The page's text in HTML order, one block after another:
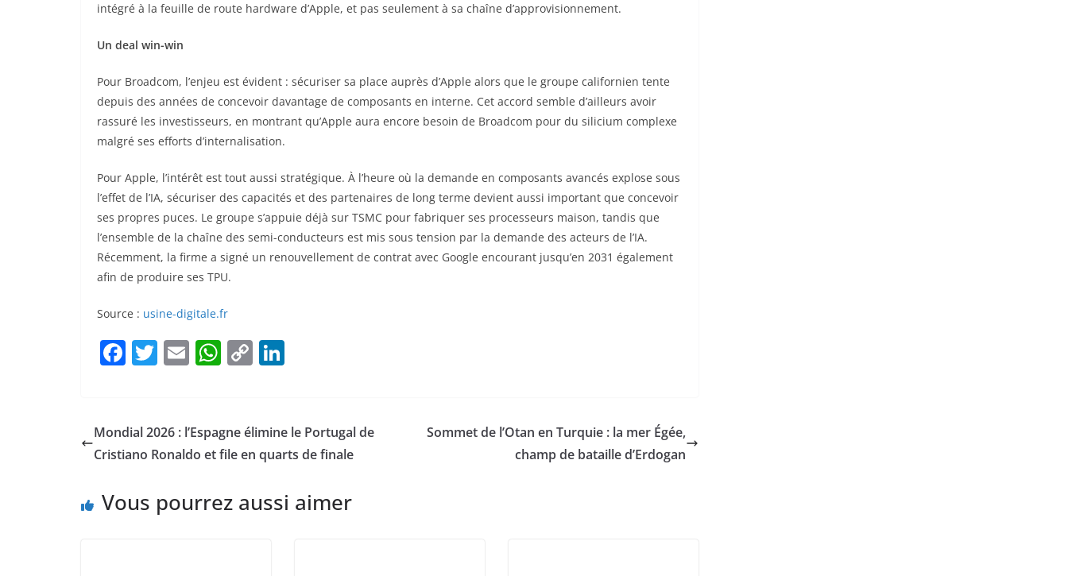
intégré à la feuille de route hardware d’Apple, et pas seulement à sa chaîne d’approvisionnement.
Un deal win-win
Pour Broadcom, l’enjeu est évident : sécuriser sa place auprès d’Apple alors que le groupe californien tente
depuis des années de concevoir davantage de composants en interne. Cet accord semble d’ailleurs avoir
rassuré les investisseurs, en montrant qu’Apple aura encore besoin de Broadcom pour du silicium complexe
malgré ses efforts d’internalisation.
Pour Apple, l’intérêt est tout aussi stratégique. À l’heure où la demande en composants avancés explose sous
l’effet de l’IA, sécuriser des capacités et des partenaires de long terme devient aussi important que concevoir
ses propres puces. Le groupe s’appuie déjà sur TSMC pour fabriquer ses processeurs maison, tandis que
l’ensemble de la chaîne des semi-conducteurs est mis sous tension par la demande des acteurs de l’IA.
Récemment, la firme a signé un renouvellement de contrat avec Google encourant jusqu’en 2031 également
afin de produire ses TPU.
Source : usine-digitale.fr
F
e
b
o
T
er
E
l
W
s
A
p
C
y
Li
k
e
dI
Mondial 2026 : l’Espagne élimine le Portugal de
Cristiano Ronaldo et file en quarts de finale
Sommet de l’Otan en Turquie : la mer Égée,
champ de bataille d’Erdogan
Vous pourrez aussi aimer